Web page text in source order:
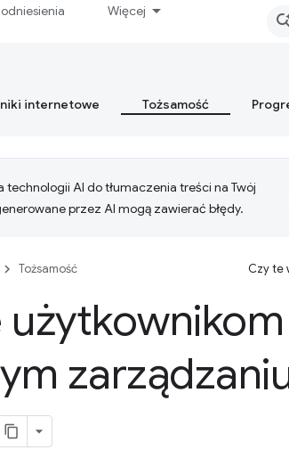
Więcej
internetowe Tożsamość
technologii AI do tłumaczenia treści na Twój
przez AI mogą zawierać błędy.
Tożsamość Czy te
użytkownikom